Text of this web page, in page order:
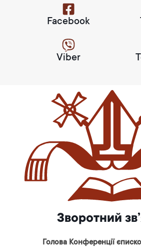
Facebook
Viber
Зворотний
Голова Конференції